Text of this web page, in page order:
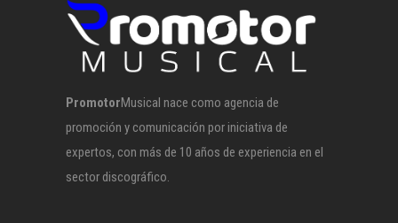
PromotorMusical nace como agencia de
promoción y comunicación por iniciativa de
expertos, con más de 10 años de experiencia en el
sector discográfico.